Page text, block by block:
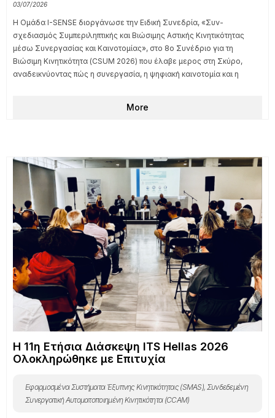
03/07/2026
Η Ομάδα I-SENSE διοργάνωσε την Ειδική Συνεδρία, «Συν-
σχεδιασμός Συμπεριληπτικής και Βιώσιμης Αστικής Κινητικότητας
μέσω Συνεργασίας και Καινοτομίας», στο 8ο Συνέδριο για τη
Βιώσιμη Κινητικότητα (CSUM 2026) που έλαβε μερος στη Σκύρο,
αναδεικνύοντας πώς η συνεργασία, η ψηφιακή καινοτομία και η
More
Η 11η Ετήσια Διάσκεψη ITS Hellas 2026
Ολοκληρώθηκε με Επιτυχία
Εφαρμοσμένα Συστήματα Έξυπνης Κινητικότητας (SMAS), Συνδεδεμένη
Συνεργατική Αυτοματοποιημένη Κινητικότητα (CCAM)